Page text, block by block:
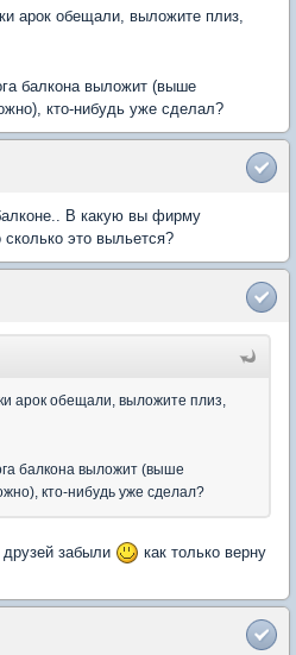
арок обещали, выложите плиз,
балкона выложит (выше
кто-нибудь уже сделал?
В какую вы фирму
это выльется?
арок обещали, выложите плиз,
балкона выложит (выше
кто-нибудь уже сделал?
забыли
как только верну